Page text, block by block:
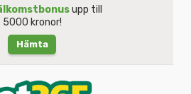
upp till
5000 kronor!
Hämta